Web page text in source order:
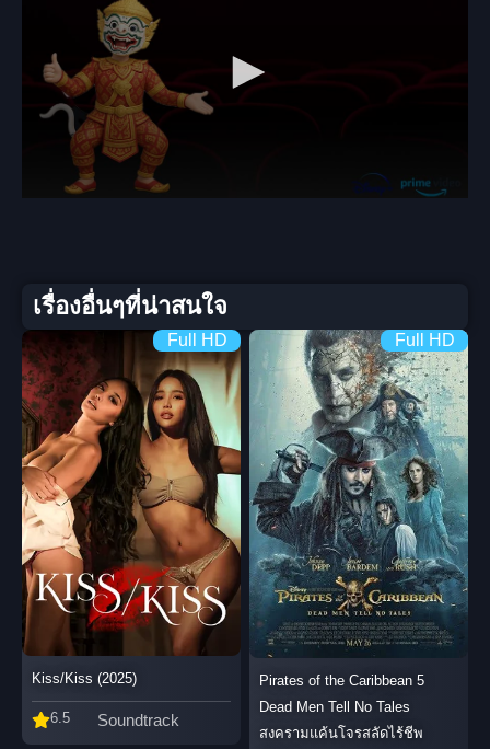
เรื่องอื่นๆที่น่าสนใจ
Full HD
Kiss/Kiss (2025)
6.5 Soundtrack
Full HD
Pirates of the Caribbean 5
Dead Men Tell No Tales
สงครามแค้นโจรสลัดไร้ชีพ